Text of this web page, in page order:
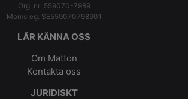
Org. nr: 559070-7989
Momsreg: SE559070798901
LÄR KÄNNA OSS
Om Matton
Kontakta oss
JURIDISKT